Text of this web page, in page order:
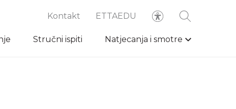
Kontakt ETTAEDU
Stručni ispiti Natjecanja i smotre